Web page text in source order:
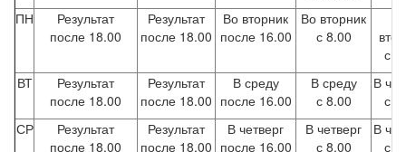
ПН
Результат
после 18.00
Результат
после 18.00
Во вторник
после 16.00
Во вторник
с 8.00
с
ВТ
Результат
после 18.00
Результат
после 18.00
В среду
после 16.00
В среду
с 8.00
В
с
СР
Результат
после 18.00
Результат
после 18.00
В четверг
после 16.00
В четверг
с 8.00
В
с